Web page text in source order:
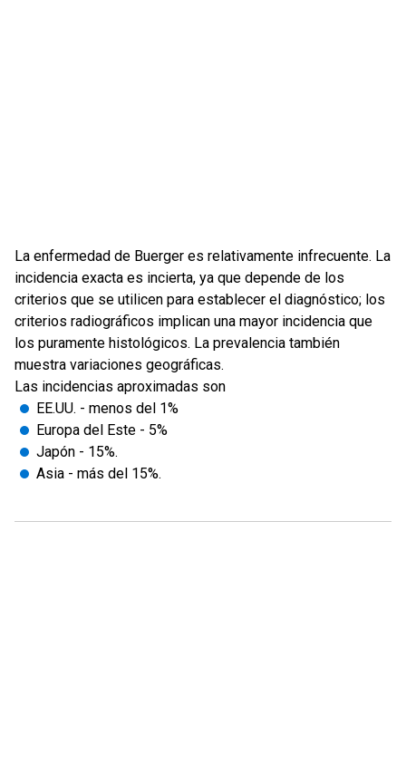
La enfermedad de Buerger es relativamente infrecuente. La
incidencia exacta es incierta, ya que depende de los
criterios que se utilicen para establecer el diagnóstico; los
criterios radiográficos implican una mayor incidencia que
los puramente histológicos. La prevalencia también
muestra variaciones geográficas.
Las incidencias aproximadas son
EE.UU. - menos del 1%
Europa del Este - 5%
Japón - 15%.
Asia - más del 15%.